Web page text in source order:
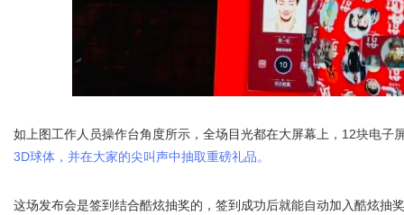
如上图工作人员操作台角度所示，全场目光都在大屏幕上 ，12块电子
3D球体，并在大家的尖叫声中抽取重磅礼品。
这场发布会是签到结合酷炫抽奖的，签到成功后就能自动加入酷炫抽